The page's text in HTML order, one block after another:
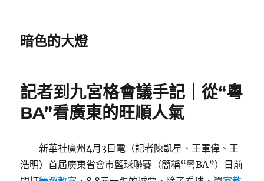
暗色的大燈
記者到九宮格會議手記｜從“粵
BA”看廣東的旺順人氣
新華社廣州4月3日電（記者陳凱星、王軍偉、王
浩明）首屆廣東省會市籃球聯賽（簡稱“粵BA”）日前